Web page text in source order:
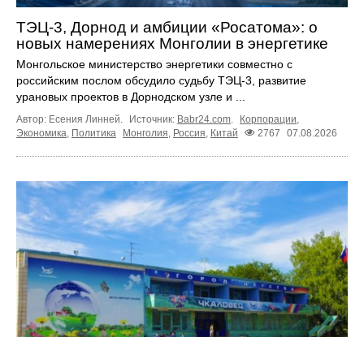
ТЭЦ-3, Дорнод и амбиции «Росатома»: о
новых намерениях Монголии в энергетике
Монгольское министерство энергетики совместно с
российским послом обсудило судьбу ТЭЦ‑3, развитие
урановых проектов в Дорнодском узле и ...
Автор: Есения Линней. Источник: Babr24.com. Корпорации,
Экономика, Политика Монголия, Россия, Китай 2767 07.08.2026